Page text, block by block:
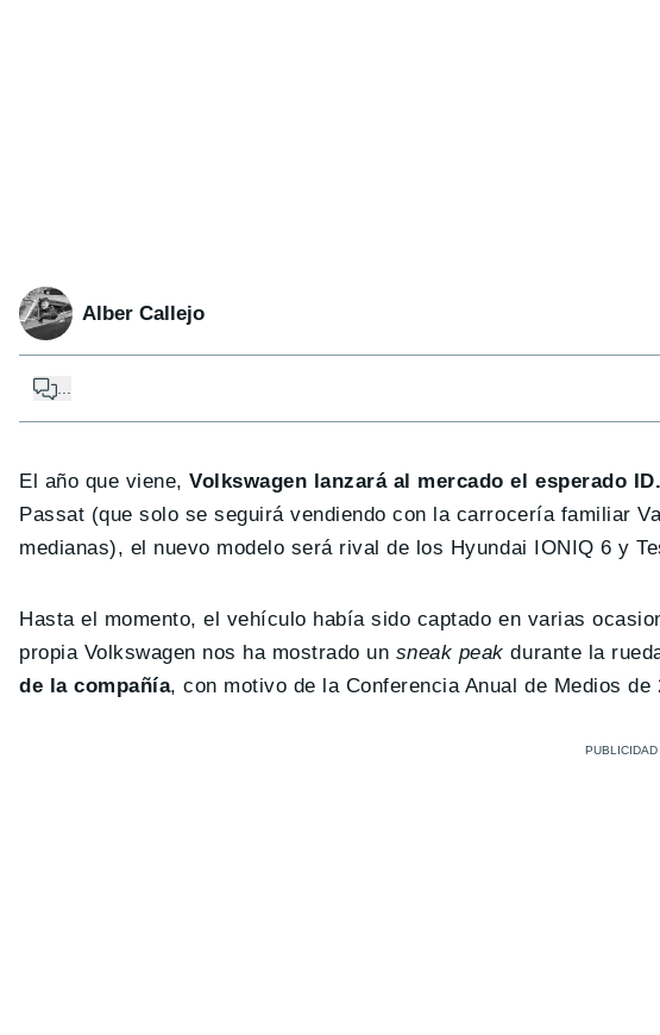
Alber Callejo
...
El año que viene,Volkswagen lanzará al mercado el esperado
Passat (que solo se seguirá vendiendo con la carrocería familiar
medianas), el nuevo modelo será rival de los Hyundai IONIQ 6 y
Hasta el momento, el vehículo había sido captado en varias
propia Volkswagen nos ha mostrado un sneak peak durante la
de la compañía, con motivo de la Conferencia Anual de Medios de